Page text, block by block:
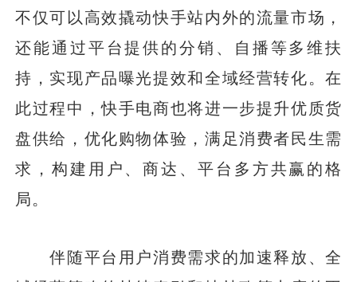
不仅可以高效撬动快手站内外的流量市场，
还能通过平台提供的分销、自播等多维扶
持，实现产品曝光提效和全域经营转化。在
此过程中，快手电商也将进一步提升优质货
盘供给，优化购物体验，满足消费者民生需
求，构建用户、商达、平台多方共赢的格
局。
伴随平台用户消费需求的加速释放、全